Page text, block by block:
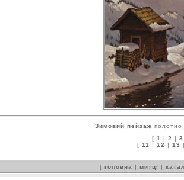
Зимовий пейзаж
[ 1 | 2 | 3
[ 11 | 12 | 13
[ головна | митці |